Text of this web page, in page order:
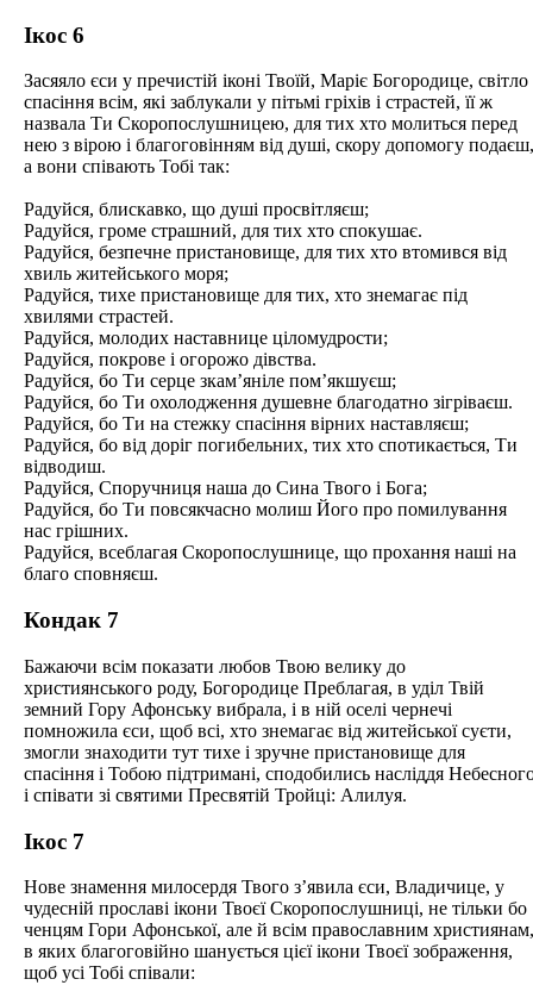
Ікос 6
Засяяло єси у пречистій іконі Твоїй, Маріє Богородице, світло
спасіння всім, які заблукали у пітьмі гріхів і страстей, її ж
назвала Ти Скоропослушницею, для тих хто молиться перед
нею з вірою і благоговінням від душі, скору допомогу подаєш,
а вони співають Тобі так:
Радуйся, блискавко, що душі просвітляєш;
Радуйся, громе страшний, для тих хто спокушає.
Радуйся, безпечне пристановище, для тих хто втомився від
хвиль житейського моря;
Радуйся, тихе пристановище для тих, хто знемагає під
хвилями страстей.
Радуйся, молодих наставнице ціломудрости;
Радуйся, покрове і огорожо дівства.
Радуйся, бо Ти серце зкам’яніле пом’якшуєш;
Радуйся, бо Ти охолодження душевне благодатно зігріваєш.
Радуйся, бо Ти на стежку спасіння вірних наставляєш;
Радуйся, бо від доріг погибельних, тих хто спотикається, Ти
відводиш.
Радуйся, Споручниця наша до Сина Твого і Бога;
Радуйся, бо Ти повсякчасно молиш Його про помилування
нас грішних.
Радуйся, всеблагая Скоропослушнице, що прохання наші на
благо сповняєш.
Кондак 7
Бажаючи всім показати любов Твою велику до
християнського роду, Богородице Преблагая, в уділ Твій
земний Гору Афонську вибрала, і в ній оселі чернечі
помножила єси, щоб всі, хто знемагає від житейської суєти,
змогли знаходити тут тихе і зручне пристановище для
спасіння і Тобою підтримані, сподобились насліддя
і співати зі святими Пресвятій Тройці: Алилуя.
Ікос 7
Нове знамення милосердя Твого з’явила єси, Владичице, у
чудесній прославі ікони Твоєї Скоропослушниці, не тільки бо
ченцям Гори Афонської, але й всім православним християнам,
в яких благоговійно шанується цієї ікони Твоєї зображення,
щоб усі Тобі співали: